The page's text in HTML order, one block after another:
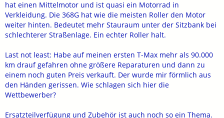
hat einen Mittelmotor und ist quasi ein Motorrad in
Verkleidung. Die 368G hat wie die meisten Roller den Motor
weiter hinten. Bedeutet mehr Stauraum unter der Sitzbank bei
schlechterer Straßenlage. Ein echter Roller halt.
Last not least: Habe auf meinen ersten T-Max mehr als 90.000
km drauf gefahren ohne größere Reparaturen und dann zu
einem noch guten Preis verkauft. Der wurde mir förmlich aus
den Händen gerissen. Wie schlagen sich hier die
Wettbewerber?
Ersatzteilverfügung und Zubehör ist auch noch so ein Thema.